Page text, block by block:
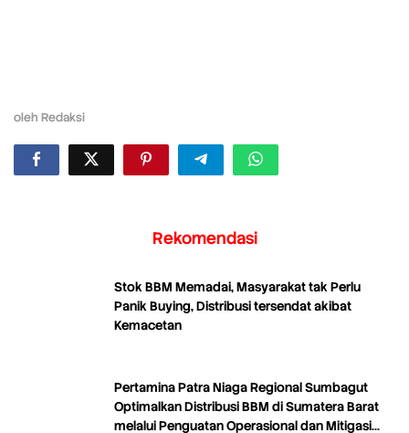
oleh Redaksi
Rekomendasi
Stok BBM Memadai, Masyarakat tak Perlu
Panik Buying, Distribusi tersendat akibat
Kemacetan
Pertamina Patra Niaga Regional Sumbagut
Optimalkan Distribusi BBM di Sumatera Barat
melalui Penguatan Operasional dan Mitigasi